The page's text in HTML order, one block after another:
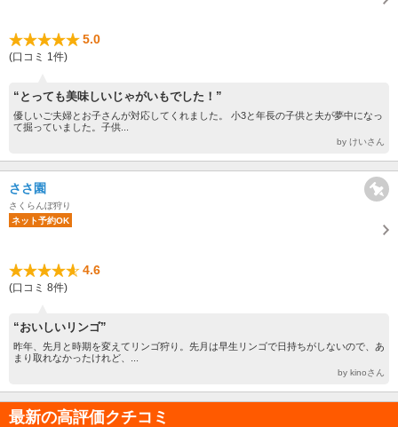
5.0
(口コミ 1件)
“とっても美味しいじゃがいもでした！”
優しいご夫婦とお子さんが対応してくれました。 小3と年長の子供と夫が夢中になっ
て掘っていました。子供...
by けいさん
ささ園
さくらんぼ狩り
ネット予約OK
4.6
(口コミ 8件)
“おいしいリンゴ”
昨年、先月と時期を変えてリンゴ狩り。先月は早生リンゴで日持ちがしないので、あ
まり取れなかったけれど、...
by kinoさん
最新の高評価クチコミ